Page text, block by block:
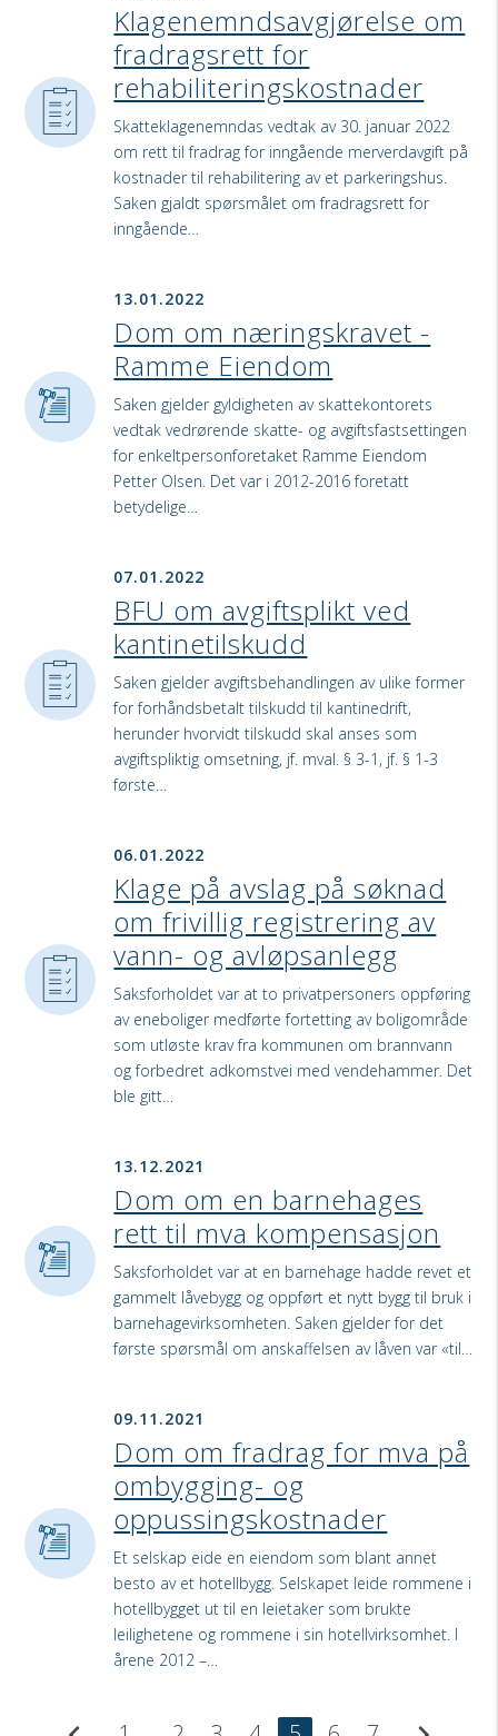
Klagenemndsavgjørelse om
fradragsrett for
rehabiliteringskostnader
Skatteklagenemndas vedtak av 30. januar 2022
om rett til fradrag for inngående merverdavgift på
kostnader til rehabilitering av et parkeringshus.
Saken gjaldt spørsmålet om fradragsrett for
inngående…
13.01.2022
Dom om næringskravet -
Ramme Eiendom
Saken gjelder gyldigheten av skattekontorets
vedtak vedrørende skatte- og avgiftsfastsettingen
for enkeltpersonforetaket Ramme Eiendom
Petter Olsen. Det var i 2012-2016 foretatt
betydelige…
07.01.2022
BFU om avgiftsplikt ved
kantinetilskudd
Saken gjelder avgiftsbehandlingen av ulike former
for forhåndsbetalt tilskudd til kantinedrift,
herunder hvorvidt tilskudd skal anses som
avgiftspliktig omsetning, jf. mval. § 3-1, jf. § 1-3
første…
06.01.2022
Klage på avslag på søknad
om frivillig registrering av
vann- og avløpsanlegg
Saksforholdet var at to privatpersoners oppføring
av eneboliger medførte fortetting av boligområde
som utløste krav fra kommunen om brannvann
og forbedret adkomstvei med vendehammer. Det
ble gitt…
13.12.2021
Dom om en barnehages
rett til mva kompensasjon
Saksforholdet var at en barnehage hadde revet et
gammelt låvebygg og oppført et nytt bygg til bruk i
barnehagevirksomheten. Saken gjelder for det
første spørsmål om anskaffelsen av låven var «til…
09.11.2021
Dom om fradrag for mva på
ombygging- og
oppussingskostnader
Et selskap eide en eiendom som blant annet
besto av et hotellbygg. Selskapet leide rommene i
hotellbygget ut til en leietaker som brukte
leilighetene og rommene i sin hotellvirksomhet. I
årene 2012 –…